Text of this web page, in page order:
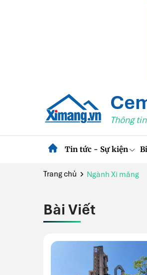
Thông
Tin tức - Sự kiện
Trang chủ Ngành Xi măng
Bài Viết